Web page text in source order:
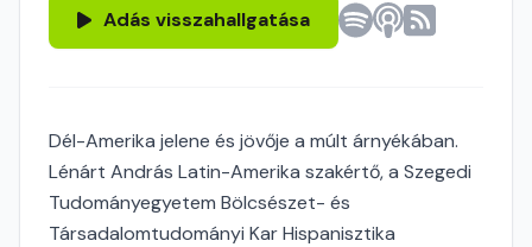
Adás visszahallgatása
Dél-Amerika jelene és jövője a múlt árnyékában.
Lénárt András Latin-Amerika szakértő, a Szegedi
Tudományegyetem Bölcsészet- és
Társadalomtudományi Kar Hispanisztika